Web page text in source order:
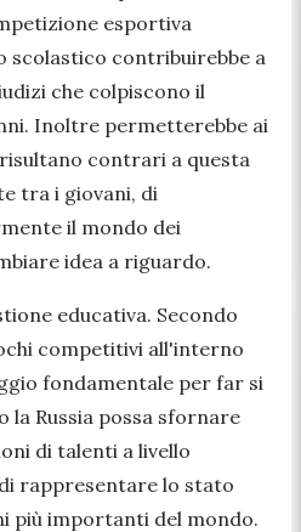
esportiva
scolastico contribuirebbe a
che colpiscono il
. Inoltre permetterebbe ai
contrari a questa
tra i giovani, di
il mondo dei
idea a riguardo.
educativa. Secondo
competitivi all'interno
fondamentale per far si
la Russia possa sfornare
di talenti a livello
rappresentare lo stato
più importanti del mondo.